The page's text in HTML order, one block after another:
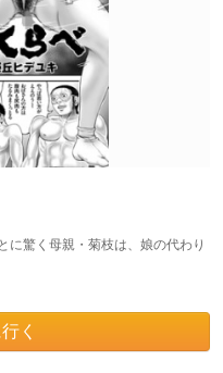
に驚く母親・菊枝は、娘の代わり
く